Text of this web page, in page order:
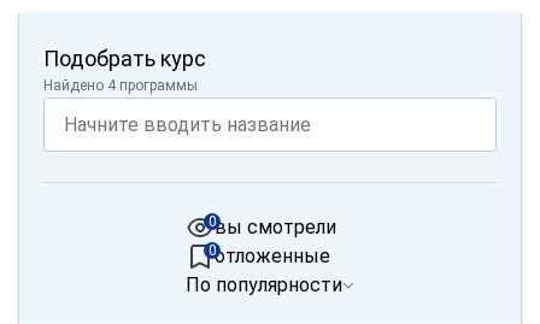
Подобрать курс
Найдено 4 программы
вы смотрели
0
отложенные
0
По популярности